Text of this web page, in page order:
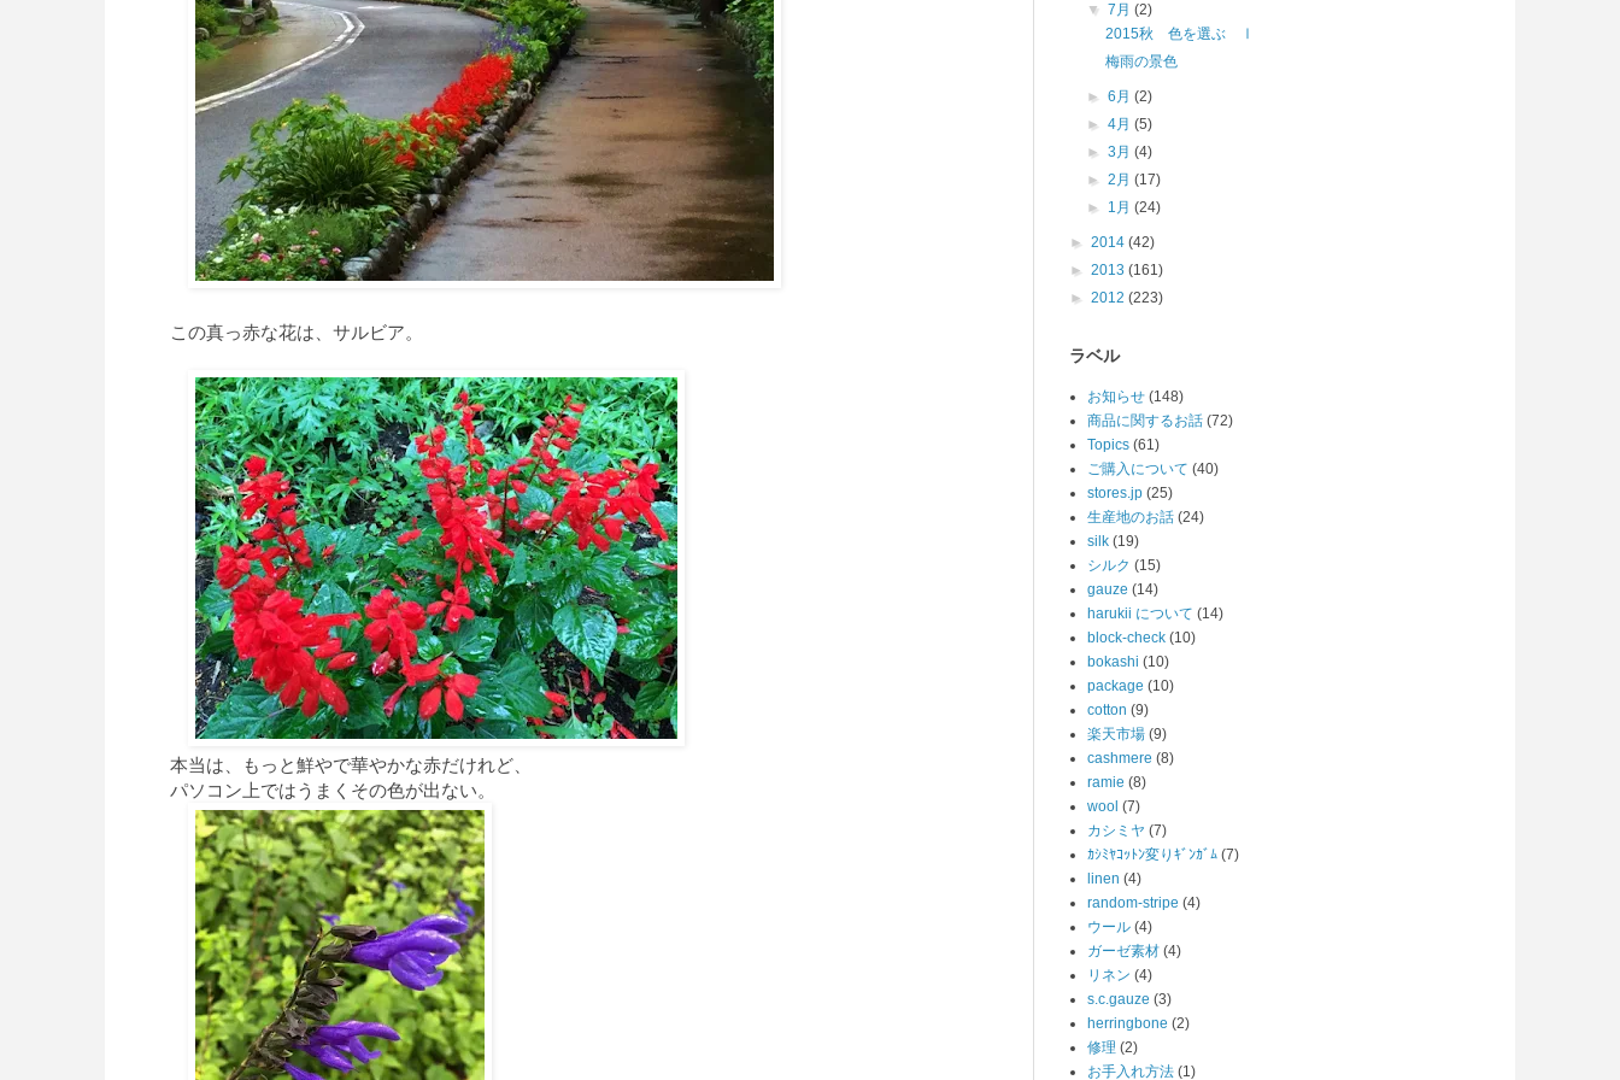
この真っ赤な花は、サルビア。
本当は、もっと鮮やで華やかな赤だけれど、
パソコン上ではうまくその色が出ない。
▼7月(2)
2015秋 色を選ぶ Ⅰ
梅雨の景色
►6月(2)
►4月(5)
►3月(4)
►2月(17)
► 1月(24)
► 2014 (42)
► 2013 (161)
► 2012 (223)
ラベル
お知らせ (148)
商品に関するお話 (72)
Topics (61)
ご購入について (40)
stores.jp (25)
生産地のお話 (24)
silk (19)
シルク (15)
gauze (14)
harukii について (14)
block-check (10)
bokashi (10)
package (10)
cotton (9)
楽天市場 (9)
cashmere (8)
ramie (8)
wool (7)
カシミヤ (7)
ｶｼﾐﾔｺｯﾄﾝ変りｷﾞﾝｶﾞﾑ (7)
linen (4)
random-stripe (4)
ウール (4)
ガーゼ素材 (4)
リネン (4)
s.c.gauze (3)
herringbone (2)
修理 (2)
お手入れ方法 (1)